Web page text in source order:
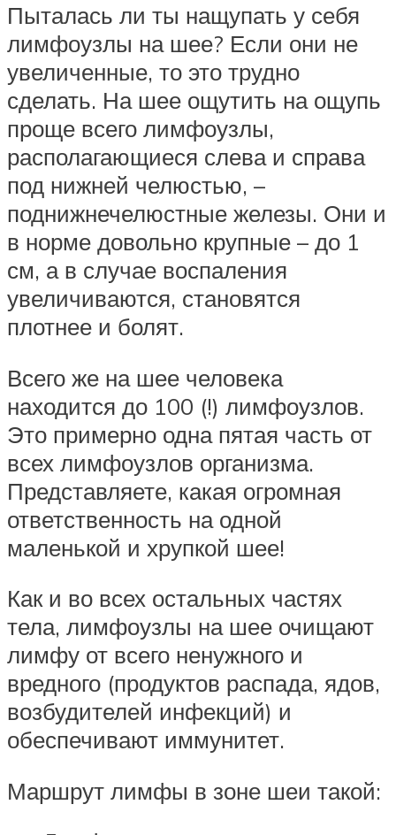
Пыталась ли ты нащупать у себя
лимфоузлы на шее? Если они не
увеличенные, то это трудно
сделать. На шее ощутить на ощупь
проще всего лимфоузлы,
располагающиеся слева и справа
под нижней челюстью, –
поднижнечелюстные железы. Они и
в норме довольно крупные – до 1
см, а в случае воспаления
увеличиваются, становятся
плотнее и болят.
Всего же на шее человека
находится до 100 (!) лимфоузлов.
Это примерно одна пятая часть от
всех лимфоузлов организма.
Представляете, какая огромная
ответственность на одной
маленькой и хрупкой шее!
Как и во всех остальных частях
тела, лимфоузлы на шее очищают
лимфу от всего ненужного и
вредного (продуктов распада, ядов,
возбудителей инфекций) и
обеспечивают иммунитет.
Маршрут лимфы в зоне шеи такой: